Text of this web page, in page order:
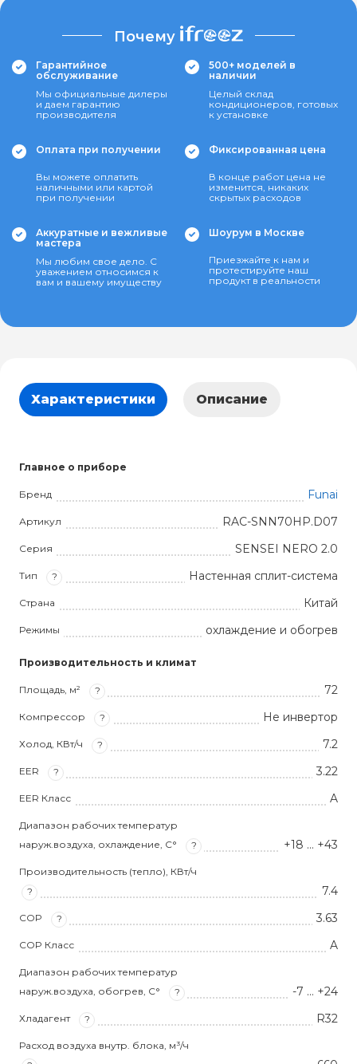
Почему
Гарантийное
обслуживание
Мы официальные дилеры
и даем гарантию
производителя
500+ моделей в
наличии
Целый склад
кондиционеров, готовых
к установке
Оплата при получении
Вы можете оплатить
наличными или картой
при получении
Фиксированная цена
В конце работ цена не
изменится, никаких
скрытых расходов
Аккуратные и вежливые
мастера
Мы любим свое дело. С
уважением относимся к
вам и вашему имуществу
Шоурум в Москве
Приезжайте к нам и
протестируйте наш
продукт в реальности
Характеристики Описание
Главное о приборе
Бренд Funai
Артикул RAC-SNN70HP.D07
Серия SENSEI NERO 2.0
Тип ? Настенная сплит-система
Страна Китай
Режимы охлаждение и обогрев
Производительность и климат
Площадь, м² ? 72
Компрессор ? Не инвертор
Холод, КВт/ч ? 7.2
EER ? 3.22
EER Класс A
Диапазон рабочих температур
наруж.воздуха, охлаждение, С°
? +18 … +43
Производительность (тепло), КВт/ч
?
7.4
COP ? 3.63
COP Класс A
Диапазон рабочих температур
наруж.воздуха, обогрев, С°
? -7 … +24
Хладагент ? R32
Расход воздуха внутр. блока, м³/ч